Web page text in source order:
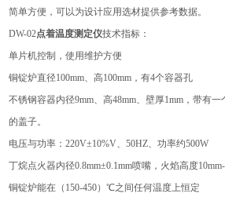
简单方便，可以为设计应用选材提供参考数据。
DW-02点着温度测定仪技术指标：
单片机控制，使用维护方便
铜锭炉直径100mm、高100mm，有4个容器孔
不锈钢容器内径9mm、高48mm、壁厚1mm，带有一
的盖子。
电压与功率：220V±10%V、50HZ、功率约500W
丁烷点火器内径0.8mm±0.1mm喷嘴，火焰高度10mm-
铜锭炉能在（150-450）℃之间任何温度上恒定